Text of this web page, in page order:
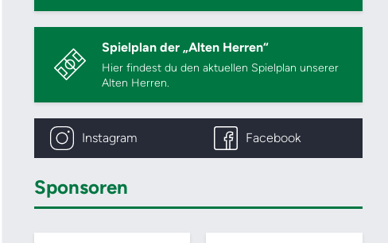
Spielplan der „Alten Herren“
Hier findest du den aktuellen Spielplan unserer
Alten Herren.
Instagram Facebook
Sponsoren